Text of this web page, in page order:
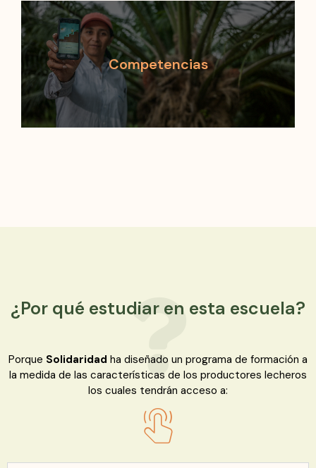
Competencias
¿Por qué estudiar en esta escuela?
Porque Solidaridad ha diseñado un programa de formación a
la medida de las características de los productores lecheros
los cuales tendrán acceso a: